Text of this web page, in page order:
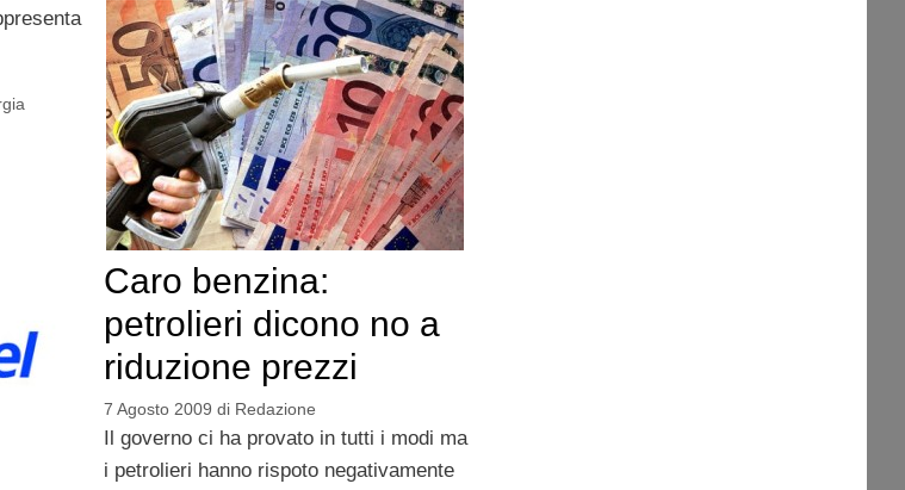
Caro benzina:
petrolieri dicono no a
riduzione prezzi
7 Agosto 2009 di Redazione
Il governo ci ha provato in tutti i modi ma
i petrolieri hanno rispoto negativamente